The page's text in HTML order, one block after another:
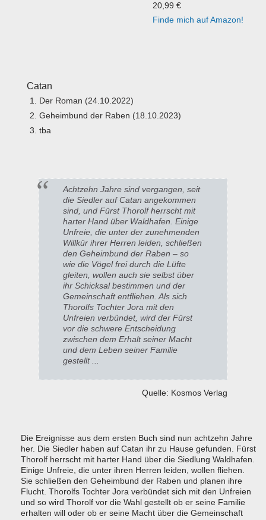
20,99 €
Finde mich auf Amazon!
Catan
Der Roman (24.10.2022)
Geheimbund der Raben (18.10.2023)
tba
Achtzehn Jahre sind vergangen, seit
die Siedler auf Catan angekommen
sind, und Fürst Thorolf herrscht mit
harter Hand über Waldhafen. Einige
Unfreie, die unter der zunehmenden
Willkür ihrer Herren leiden, schließen
den Geheimbund der Raben – so
wie die Vögel frei durch die Lüfte
gleiten, wollen auch sie selbst über
ihr Schicksal bestimmen und der
Gemeinschaft entfliehen. Als sich
Thorolfs Tochter Jora mit den
Unfreien verbündet, wird der Fürst
vor die schwere Entscheidung
zwischen dem Erhalt seiner Macht
und dem Leben seiner Familie
gestellt ...
Quelle: Kosmos Verlag
Die Ereignisse aus dem ersten Buch sind nun achtzehn Jahre
her. Die Siedler haben auf Catan ihr zu Hause gefunden. Fürst
Thorolf herrscht mit harter Hand über die Siedlung Waldhafen.
Einige Unfreie, die unter ihren Herren leiden, wollen fliehen.
Sie schließen den Geheimbund der Raben und planen ihre
Flucht. Thorolfs Tochter Jora verbündet sich mit den Unfreien
und so wird Thorolf vor die Wahl gestellt ob er seine Familie
erhalten will oder ob er seine Macht über die Gemeinschaft